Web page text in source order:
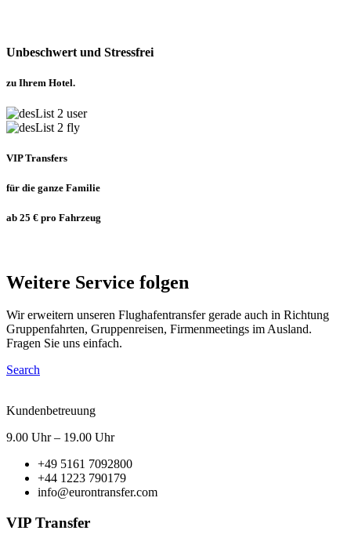
Unbeschwert und Stressfrei
zu Ihrem Hotel.
VIP Transfers
für die ganze Familie
ab 25 € pro Fahrzeug
Weitere Service folgen
Wir erweitern unseren Flughafentransfer gerade auch in Richtung
Gruppenfahrten, Gruppenreisen, Firmenmeetings im Ausland.
Fragen Sie uns einfach.
Search
Kundenbetreuung
9.00 Uhr – 19.00 Uhr
+49 5161 7092800
+44 1223 790179
info@eurontransfer.com
VIP Transfer